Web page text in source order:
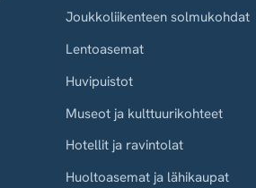
Joukkoliikenteen solmukohdat
Lentoasemat
Huvipuistot
Museot ja kulttuurikohteet
Hotellit ja ravintolat
Huoltoasemat ja lähikaupat